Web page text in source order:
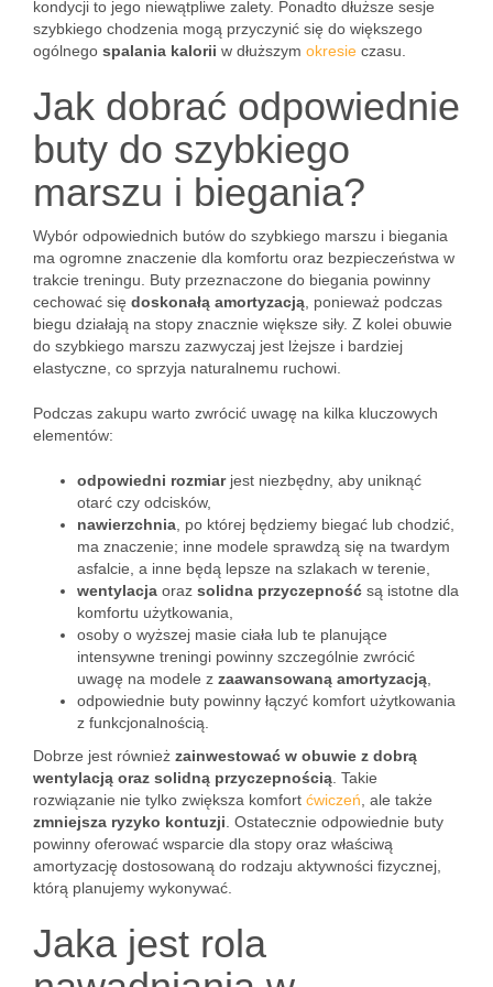
kondycji to jego niewątpliwe zalety. Ponadto dłuższe sesje
szybkiego chodzenia mogą przyczynić się do większego
ogólnego spalania kalorii w dłuższym okresie czasu.
Jak dobrać odpowiednie
buty do szybkiego
marszu i biegania?
Wybór odpowiednich butów do szybkiego marszu i biegania
ma ogromne znaczenie dla komfortu oraz bezpieczeństwa w
trakcie treningu. Buty przeznaczone do biegania powinny
cechować się doskonałą amortyzacją , ponieważ podczas
biegu działają na stopy znacznie większe siły. Z kolei obuwie
do szybkiego marszu zazwyczaj jest lżejsze i bardziej
elastyczne, co sprzyja naturalnemu ruchowi.
Podczas zakupu warto zwrócić uwagę na kilka kluczowych
elementów:
odpowiedni rozmiarjest niezbędny, aby uniknąć
otarć czy odcisków,
nawierzchnia , po której będziemy biegać lub chodzić,
ma znaczenie; inne modele sprawdzą się na twardym
asfalcie, a inne będą lepsze na szlakach w terenie,
wentylacja oraz solidna przyczepność są istotne dla
komfortu użytkowania,
osoby o wyższej masie ciała lub te planujące
intensywne treningi powinny szczególnie zwrócić
uwagę na modele z zaawansowaną amortyzacją
odpowiednie buty powinny łączyć komfort użytkowania
z funkcjonalnością.
Dobrze jest również zainwestować w obuwie z dobrą
wentylacją oraz solidną przyczepnością . Takie
rozwiązanie nie tylko zwiększa komfort ćwiczeń , ale także
zmniejsza ryzyko kontuzji . Ostatecznie odpowiednie buty
powinny oferować wsparcie dla stopy oraz właściwą
amortyzację dostosowaną do rodzaju aktywności fizycznej,
którą planujemy wykonywać.
Jaka jest rola